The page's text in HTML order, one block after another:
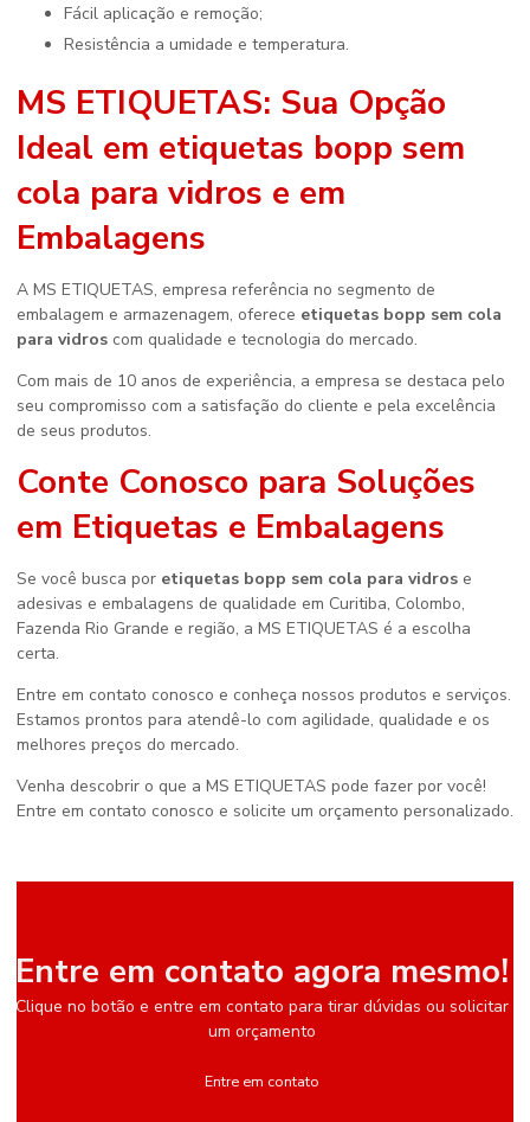
Fácil aplicação e remoção;
Resistência a umidade e temperatura.
MS ETIQUETAS: Sua Opção
Ideal em etiquetas bopp sem
cola para vidros e em
Embalagens
A MS ETIQUETAS, empresa referência no segmento de
embalagem e armazenagem, oferece etiquetas bopp sem cola
para vidros com qualidade e tecnologia do mercado.
Com mais de 10 anos de experiência, a empresa se destaca pelo
seu compromisso com a satisfação do cliente e pela excelência
de seus produtos.
Conte Conosco para Soluções
em Etiquetas e Embalagens
Se você busca por etiquetas bopp sem cola para vidros e
adesivas e embalagens de qualidade em Curitiba, Colombo,
Fazenda Rio Grande e região, a MS ETIQUETAS é a escolha
certa.
Entre em contato conosco e conheça nossos produtos e serviços.
Estamos prontos para atendê-lo com agilidade, qualidade e os
melhores preços do mercado.
Venha descobrir o que a MS ETIQUETAS pode fazer por você!
Entre em contato conosco e solicite um orçamento personalizado.
Entre em contato agora mesmo!
Clique no botão e entre em contato para tirar dúvidas ou solicitar
um orçamento
Entre em contato